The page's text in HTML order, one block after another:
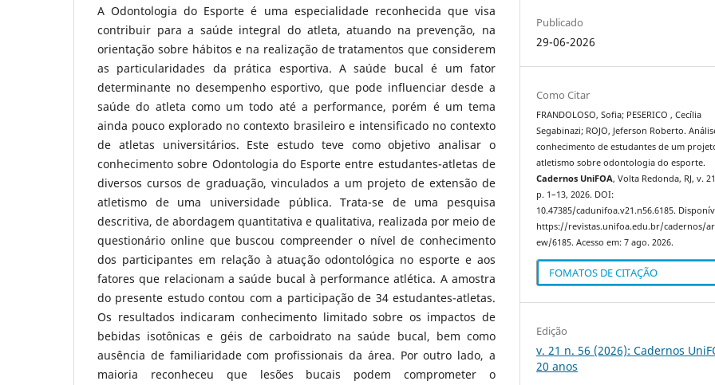
A Odontologia do Esporte é uma especialidade reconhecida que visa
contribuir para a saúde integral do atleta, atuando na prevenção, na
orientação sobre hábitos e na realização de tratamentos que considerem
as particularidades da prática esportiva. A saúde bucal é um fator
determinante no desempenho esportivo, que pode influenciar desde a
saúde do atleta como um todo até a performance, porém é um tema
ainda pouco explorado no contexto brasileiro e intensificado no contexto
de atletas universitários. Este estudo teve como objetivo analisar o
conhecimento sobre Odontologia do Esporte entre estudantes-atletas de
diversos cursos de graduação, vinculados a um projeto de extensão de
atletismo de uma universidade pública. Trata-se de uma pesquisa
descritiva, de abordagem quantitativa e qualitativa, realizada por meio de
questionário online que buscou compreender o nível de conhecimento
dos participantes em relação à atuação odontológica no esporte e aos
fatores que relacionam a saúde bucal à performance atlética. A amostra
do presente estudo contou com a participação de 34 estudantes-atletas.
Os resultados indicaram conhecimento limitado sobre os impactos de
bebidas isotônicas e géis de carboidrato na saúde bucal, bem como
ausência de familiaridade com profissionais da área. Por outro lado, a
maioria reconheceu que lesões bucais podem comprometer o
Publicado
29-06-2026
Como Citar
FRANDOLOSO, Sofia; PESERICO , Cecília
Segabinazi; ROJO, Jeferson Roberto.
conhecimento de estudantes de um
atletismo sobre odontologia do esporte.
Cadernos UniFOA, Volta Redonda, RJ, v.
p. 1–13, 2026. DOI:
10.47385/cadunifoa.v21.n56.6185.
https://revistas.unifoa.edu.br/cadernos/
ew/6185. Acesso em: 7 ago. 2026.
FOMATOS DE CITAÇÃO
Edição
v. 21 n. 56 (2026): Cadernos
20 anos